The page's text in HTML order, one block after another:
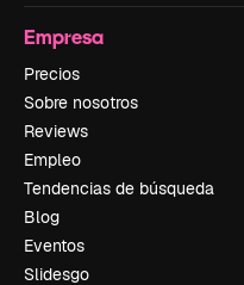
Empresa
Precios
Sobre nosotros
Reviews
Empleo
Tendencias de búsqueda
Blog
Eventos
Slidesgo